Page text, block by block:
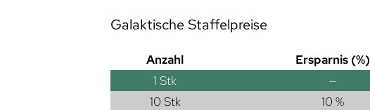
Galaktische Staffelpreise
Anzahl Ersparnis (%)
1 Stk —
10 Stk
10 %